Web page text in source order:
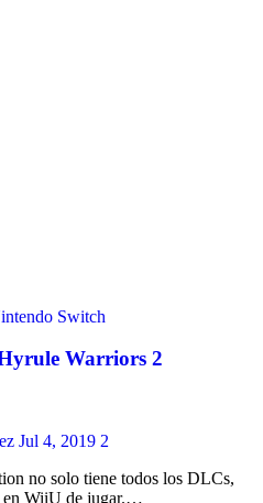
Switch
Warriors 2
Jul 4, 2019 2
no solo tiene todos los DLCs,
en WiiU de jugar.…